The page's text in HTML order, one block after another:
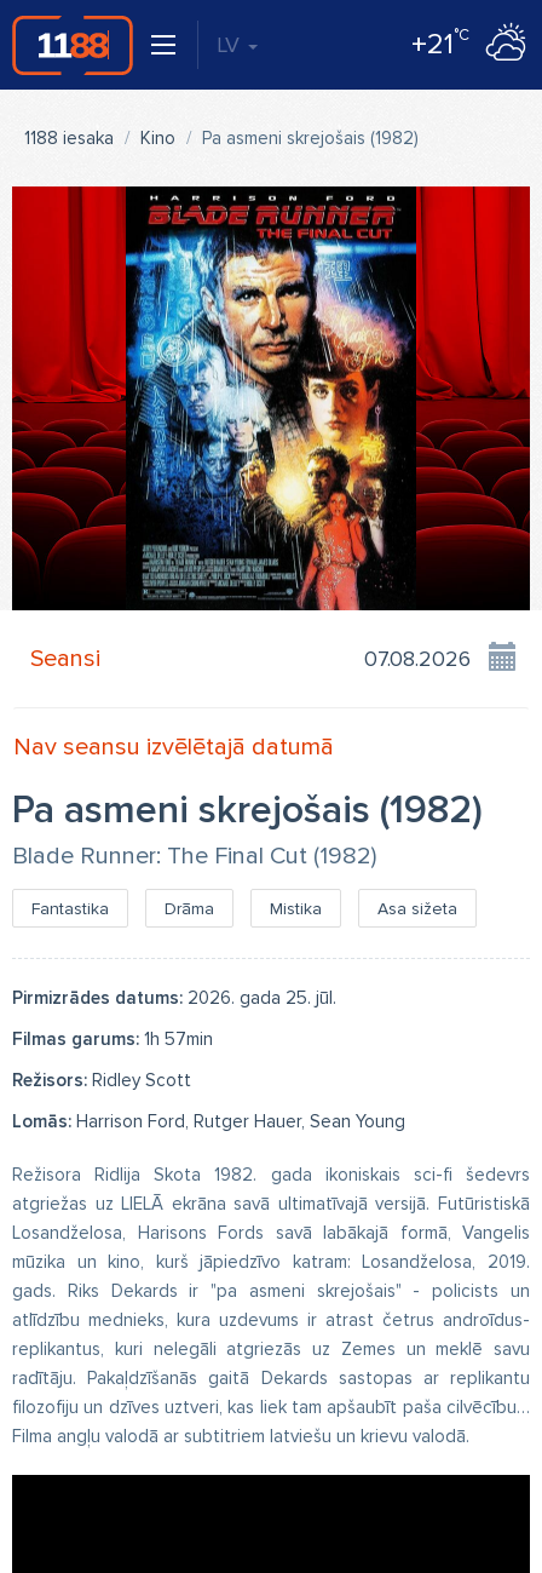
LV +21°C
1188 iesaka Kino Pa asmeni skrejošais (1982)
Seansi
Nav seansu izvēlētajā datumā
Pa asmeni skrejošais (1982)
Blade Runner: The Final Cut (1982)
Fantastika Drāma Mistika Asa sižeta
Pirmizrādes datums: 2026. gada 25. jūl.
Filmas garums: 1h 57min
Režisors: Ridley Scott
Lomās: Harrison Ford, Rutger Hauer, Sean Young
Režisora Ridlija Skota 1982. gada ikoniskais sci-fi šedevrs
atgriežas uz LIELĀ ekrāna savā ultimatīvajā versijā. Futūristiskā
Losandželosa, Harisons Fords savā labākajā formā, Vangelis
mūzika un kino, kurš jāpiedzīvo katram: Losandželosa, 2019.
gads. Riks Dekards ir "pa asmeni skrejošais" - policists un
atlīdzību mednieks, kura uzdevums ir atrast četrus androīdus-
replikantus, kuri nelegāli atgriezās uz Zemes un meklē savu
radītāju. Pakaļdzīšanās gaitā Dekards sastopas ar replikantu
filozofiju un dzīves uztveri, kas liek tam apšaubīt paša cilvēcību…
Filma angļu valodā ar subtitriem latviešu un krievu valodā.